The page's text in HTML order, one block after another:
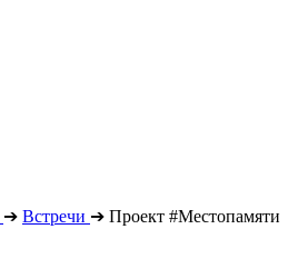
➔ Встречи ➔ Проект #Местопамяти